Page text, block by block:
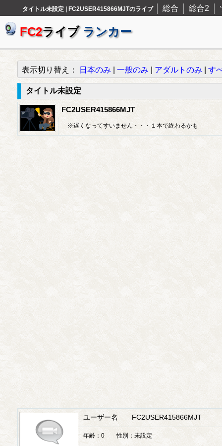
タイトル未設定 | FC2USER415866MJTのライブ 総合 総合2
FC2ライブ ランカー
表示切り替え： 日本のみ 一般のみ アダルトのみ す
タイトル未設定
FC2USER415866MJT
※遅くなってすいません・・・１本で終わるかも
ユーザー名 FC2USER415866MJT
年齢：0 性別：未設定